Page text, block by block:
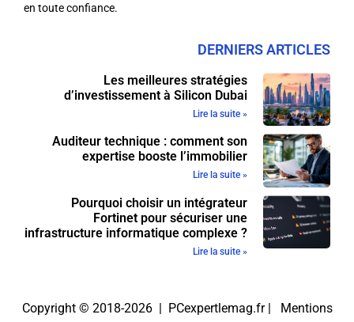
en toute confiance.
DERNIERS ARTICLES
Les meilleures stratégies
d’investissement à Silicon Dubai
Lire la suite »
Auditeur technique : comment son
expertise booste l’immobilier
Lire la suite »
Pourquoi choisir un intégrateur
Fortinet pour sécuriser une
infrastructure informatique complexe ?
Lire la suite »
Copyright © 2018-2026 | PCexpertlemag.fr | Mentions